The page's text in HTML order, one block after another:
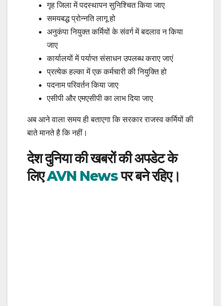
गृह जिला में पदस्थापन सुनिश्चित किया जाए
समयबद्ध प्रोन्नति लागू हो
अनुकंपा नियुक्त कर्मियों के संवर्ग में बदलाव न किया
जाए
कार्यालयों में पर्याप्त संसाधन उपलब्ध कराए जाएं
प्रत्येक हल्का में एक कर्मचारी की नियुक्ति हो
पदनाम परिवर्तन किया जाए
एसीपी और एमएसीपी का लाभ दिया जाए
अब आने वाला समय ही बताएगा कि सरकार राजस्व कर्मियों की
बाते मानते है कि नहीं।
देश दुनिया की खबरों की अपडेट के
लिएAVN Newsपर बने रहिए।